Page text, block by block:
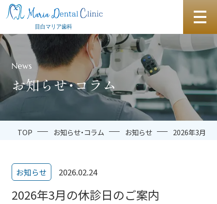
News
お知らせ・コラム
TOP お知らせ・コラム お知らせ 2026年3月の
お知らせ 2026.02.24
2026年3月の休診日のご案内